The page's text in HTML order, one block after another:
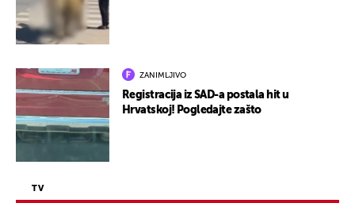
ZANIMLJIVO
Registracija iz SAD-a postala hit u
Hrvatskoj! Pogledajte zašto
TV